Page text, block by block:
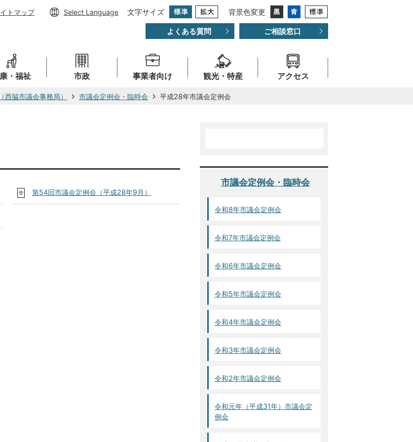
トマップ Select Language 文字サイズ 背景色変更
よくある質問 ご相談窓口
・福祉 市政 事業者向け 観光・特産 アクセス
西脇市議会事務局） 市議会定例会・臨時会 平成28年市議会定例会
第54回市議会定例会（平成28年9月）
市議会定例会・臨時会
令和8年市議会定例会
令和7年市議会定例会
令和6年市議会定例会
令和5年市議会定例会
令和4年市議会定例会
令和3年市議会定例会
令和2年市議会定例会
令和元年（平成31年）市議会定
例会